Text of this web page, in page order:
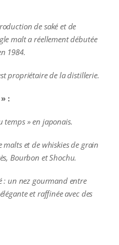
de saké et de
malt a réellement débutée
1984.
propriétaire de la distillerie.
:
temps » en japonais.
malts et de whiskies de grain
Bourbon et Shochu.
: un nez gourmand entre
et raffinée avec des